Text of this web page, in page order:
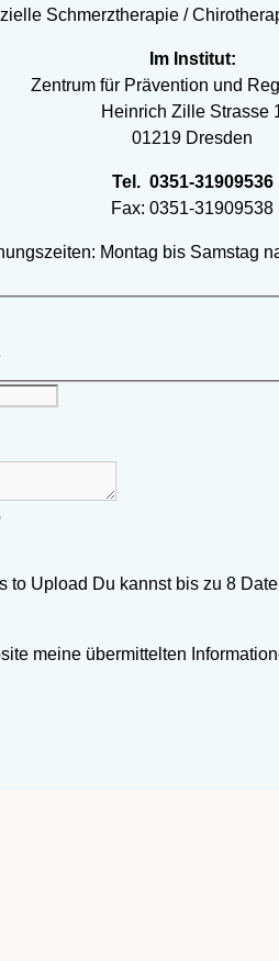
Schmerztherapie /
Im Institut:
Zentrum für Prävention und
Heinrich Zille Strasse
01219 Dresden
Tel. 0351-31909536
Fax: 0351-31909538
Montag bis Samstag
to Upload Du kannst bis zu 8
meine übermittelten